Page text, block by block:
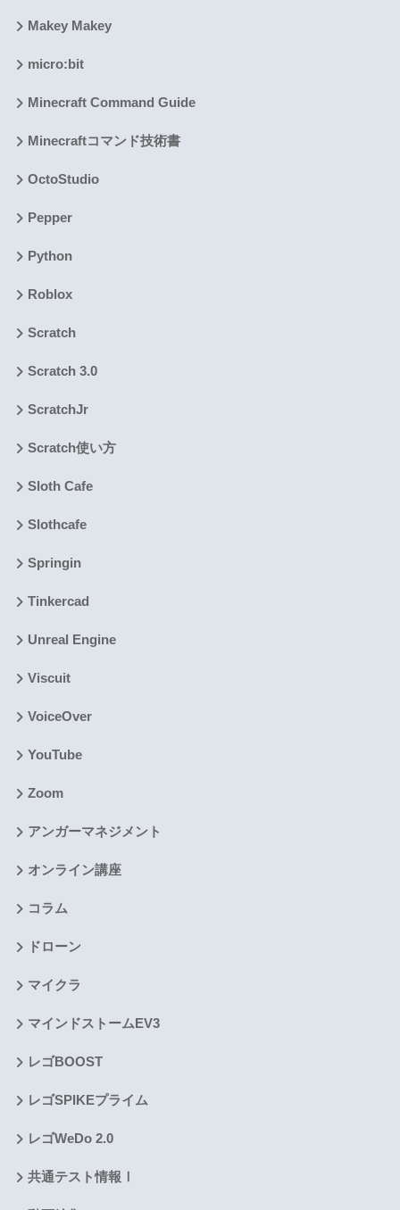
Makey Makey
micro:bit
Minecraft Command Guide
Minecraftコマンド技術書
OctoStudio
Pepper
Python
Roblox
Scratch
Scratch 3.0
ScratchJr
Scratch使い方
Sloth Cafe
Slothcafe
Springin
Tinkercad
Unreal Engine
Viscuit
VoiceOver
YouTube
Zoom
アンガーマネジメント
オンライン講座
コラム
ドローン
マイクラ
マインドストームEV3
レゴBOOST
レゴSPIKEプライム
レゴWeDo 2.0
共通テスト情報Ⅰ